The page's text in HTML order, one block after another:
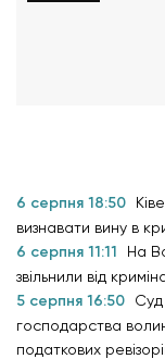
6 серпня 18:50
визнавати вину в
6 серпня 11:11
На
звільнили від
5 серпня 16:50
господарства
податкових